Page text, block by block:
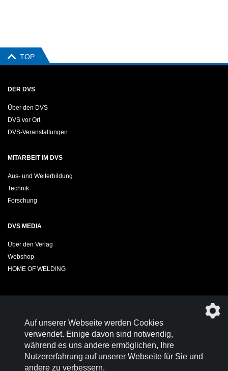
TOP
DER DVS
Über den DVS
DVS vor Ort
DVS-Veranstaltungen
MITARBEIT IM DVS
Aus- und Weiterbildung
Technik
Forschung
DVS MEDIA
Über den Verlag
Webshop
HOME OF WELDING
Werden SieMitglied im DVS!
Auf unserer Webseite werden Cookies
verwendet. Einige davon sind notwendig,
während es uns andere ermöglichen, Ihre
Nutzererfahrung auf unserer Webseite für Sie und
andere zu verbessern.